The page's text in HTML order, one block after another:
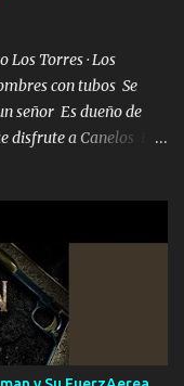
Torres · Los
con tubos Se
señor Es dueño de
disfrute a Canelos Es
grandes por eso hay
atender los deberes
tengo gente
7 arreglan
NOS HACE
SIEMPRE FUE UN